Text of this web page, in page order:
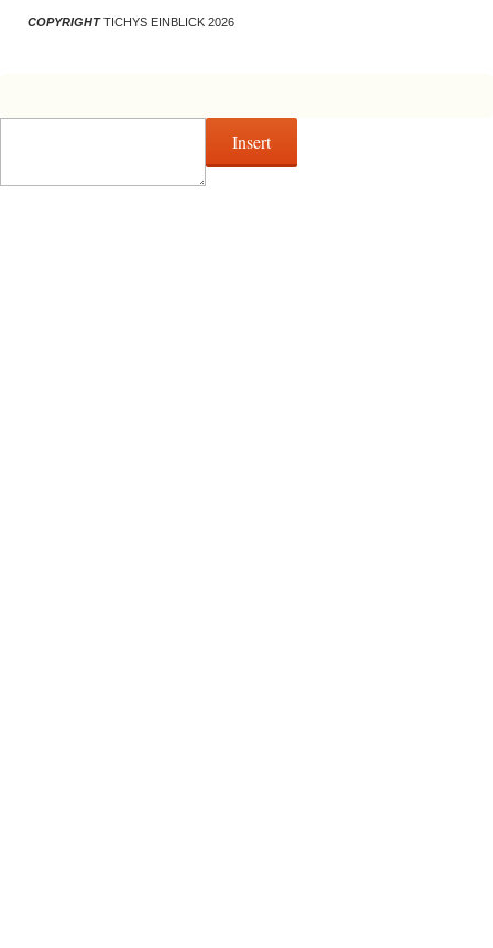
COPYRIGHTTICHYS EINBLICK 2026
Insert